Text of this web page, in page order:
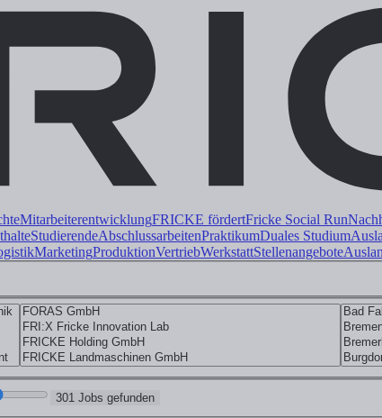
MitarbeiterentwicklungFRICKE fördertFricke Social Run
StudierendeAbschlussarbeitenPraktikumDuales Studium
MarketingProduktionVertriebWerkstattStellenangebote
301 Jobs gefunden